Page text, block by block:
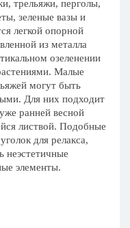
трельяжи, перголы,
зеленые вазы и
легкой опорной
из металла
озеленении
Малые
могут быть
Для них подходит
ранней весной
листвой. Подобные
для релакса,
элементы.